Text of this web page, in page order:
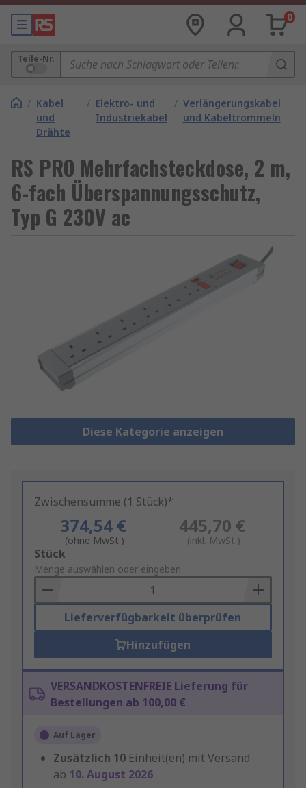
0
Teile-Nr.
/ Kabel
und
Drähte
/ Elektro- und
Industriekabel
/ Verlängerungskabel
und Kabeltrommeln
RS PRO Mehrfachsteckdose, 2 m,
6-fach Überspannungsschutz,
Typ G 230V ac
Diese Kategorie anzeigen
Zwischensumme (1 Stück)*
374,54 €
(ohne MwSt.)
445,70 €
(inkl. MwSt.)
Add
to
Basket
Stück
Menge auswählen oder eingeben
Lieferverfügbarkeit überprüfen
Hinzufügen
VERSANDKOSTENFREIE Lieferung für
Bestellungen ab 100,00 €
Auf Lager
Zusätzlich 10 Einheit(en) mit Versand
ab 10. August 2026